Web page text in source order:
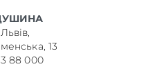
13
88 000